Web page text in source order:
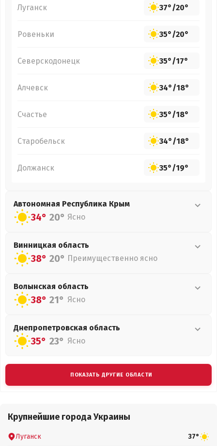
Луганск 37°/20°
Ровеньки 35°/20°
Северскодонецк 35°/17°
Алчевск 34°/18°
Счастье 35°/18°
Старобельск 34°/18°
Должанск 35°/19°
Автономная Республика Крым
34° 20° Ясно
Винницкая область
38° 20° Преимущественно ясно
Волынская область
38° 21° Ясно
Днепропетровская область
35° 23° Ясно
ПОКАЗАТЬ ДРУГИЕ ОБЛАСТИ
Крупнейшие города Украины
Луганск 37°